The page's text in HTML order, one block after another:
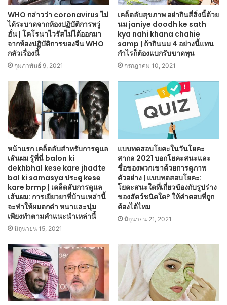
WHO กล่าวว่า coronavirus ไม่
ได้ระบาดจากห้องปฏิบัติการหวู่
ฮั่น | โคโรนาไวรัสไม่ได้ออกมา
จากห้องปฏิบัติการของจีน WHO
กลัวเรื่องนี้
กุมภาพันธ์ 9, 2021
เคล็ดลับสุขภาพ อย่ากินสี่สิ่งนี้ด้วย
นม janiye doodh ke sath
kya nahi khana chahie
samp | ถ้ากินนม 4 อย่างนี้แทน
กำไรก็ต้องแบกรับขาดทุน
กรกฎาคม 10, 2021
หน้าแรก เคล็ดลับสำหรับการดูแล
เส้นผม รู้ที่นี่ balon ki
dekhbhal kese kare jhadte
bal ki samasya ประตู kese
kare brmp | เคล็ดลับการดูแล
เส้นผม: การเยียวยาที่บ้านเหล่านี้
จะทำให้ผมดกดำ หนาและนุ่ม
เพียงทำตามคำแนะนำเหล่านี้
มิถุนายน 15, 2021
แบบทดสอบโยคะในวันโยคะ
สากล 2021 บอกโยคะสนะและ
ชื่อของพวกเขาด้วยการดูภาพ
ตัวอย่าง | แบบทดสอบโยคะ:
โยคะสนะใดที่เกี่ยวข้องกับรูปร่าง
ของสัตว์ชนิดใด? ให้คำตอบที่ถูก
ต้องได้ไหม
มิถุนายน 21, 2021